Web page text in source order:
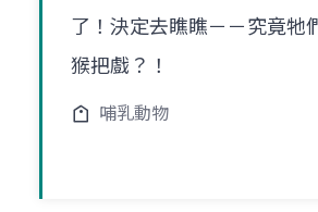
了！決定去瞧瞧－－究竟牠
猴把戲？！
哺乳動物